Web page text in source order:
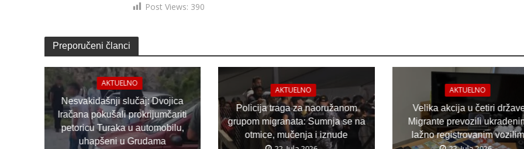
Post Views: 390
Preporučeni članci
AKTUELNO
Nesvakidašnji slučaj: Dvojica
Iračana pokušali prokrijumčariti
petoricu Turaka u automobilu,
uhapšeni u Grudama
AKTUELNO
Policija traga za naoružanom
grupom migranata: Sumnja se na
otmice, mučenja i iznude
AKTUELNO
Velika akcija u četiri
Migrante prevozili
lažno registrovanim